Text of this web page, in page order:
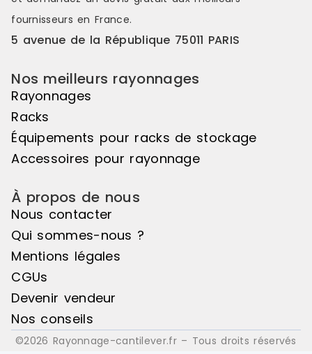
fournisseurs en France.
5 avenue de la République 75011 PARIS
Nos meilleurs rayonnages
Rayonnages
Racks
Équipements pour racks de stockage
Accessoires pour rayonnage
À propos de nous
Nous contacter
Qui sommes-nous ?
Mentions légales
CGUs
Devenir vendeur
Nos conseils
©2026 Rayonnage-cantilever.fr – Tous droits réservés